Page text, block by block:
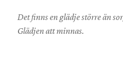
Det finns en glädje större än
Glädjen att minnas.